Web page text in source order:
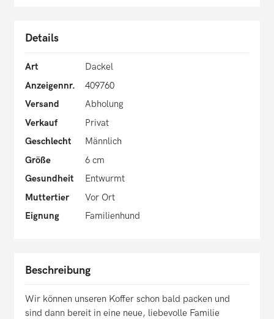
Details
Art
Dackel
Anzeigennr.
409760
Versand
Abholung
Verkauf
Privat
Geschlecht
Männlich
Größe
6 cm
Gesundheit
Entwurmt
Muttertier
Vor Ort
Eignung
Familienhund
Beschreibung
Wir können unseren Koffer schon bald packen und
sind dann bereit in eine neue, liebevolle Familie